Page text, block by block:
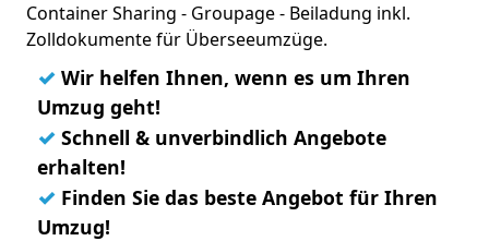
Container Sharing - Groupage - Beiladung inkl.
Zolldokumente für Überseeumzüge.
✓ Wir helfen Ihnen, wenn es um Ihren
Umzug geht!
✓ Schnell & unverbindlich Angebote
erhalten!
✓ Finden Sie das beste Angebot für Ihren
Umzug!